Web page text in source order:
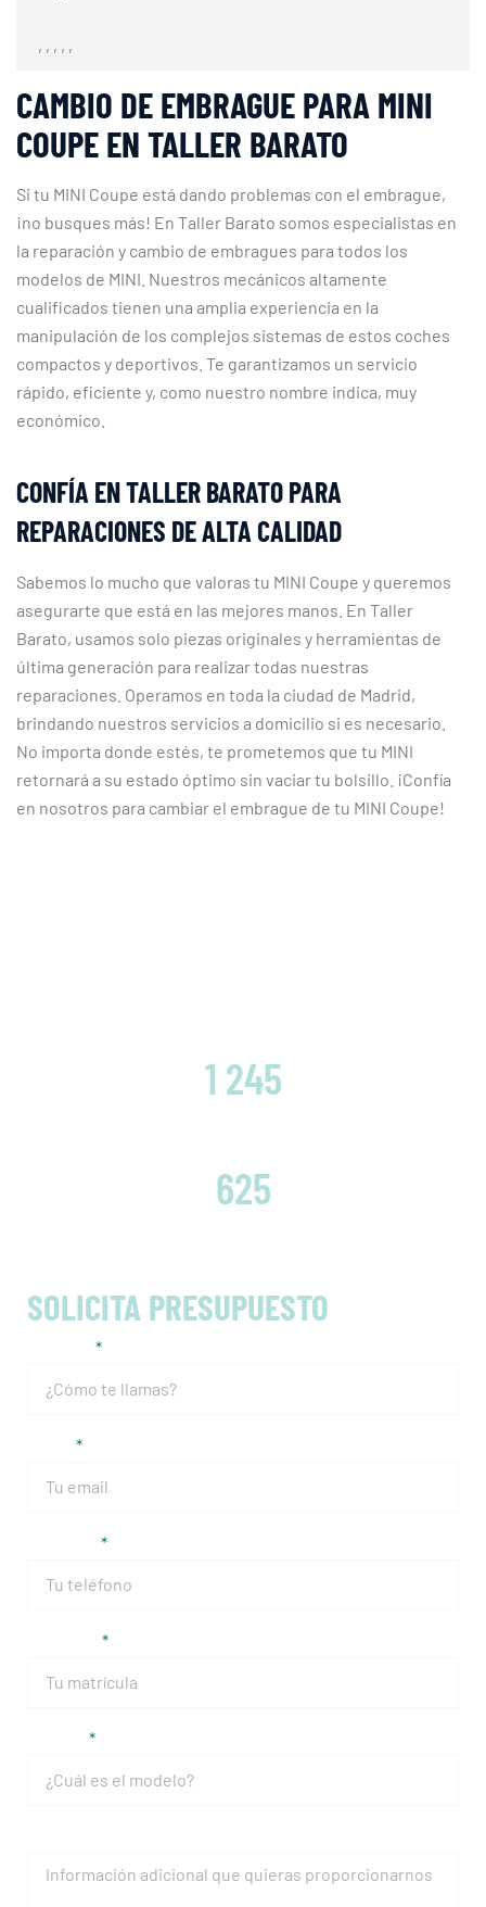
, , , , ,
CAMBIO DE EMBRAGUE PARA MINI
COUPE EN TALLER BARATO
Si tu MINI Coupe está dando problemas con el embrague,
¡no busques más! En Taller Barato somos especialistas en
la reparación y cambio de embragues para todos los
modelos de MINI. Nuestros mecánicos altamente
cualificados tienen una amplia experiencia en la
manipulación de los complejos sistemas de estos coches
compactos y deportivos. Te garantizamos un servicio
rápido, eficiente y, como nuestro nombre indica, muy
económico.
CONFÍA EN TALLER BARATO PARA
REPARACIONES DE ALTA CALIDAD
Sabemos lo mucho que valoras tu MINI Coupe y queremos
asegurarte que está en las mejores manos. En Taller
Barato, usamos solo piezas originales y herramientas de
última generación para realizar todas nuestras
reparaciones. Operamos en toda la ciudad de Madrid,
brindando nuestros servicios a domicilio si es necesario.
No importa donde estés, te prometemos que tu MINI
retornará a su estado óptimo sin vaciar tu bolsillo. ¡Confía
en nosotros para cambiar el embrague de tu MINI Coupe!
SOLICITA PRESUPUESTO
1 245
625